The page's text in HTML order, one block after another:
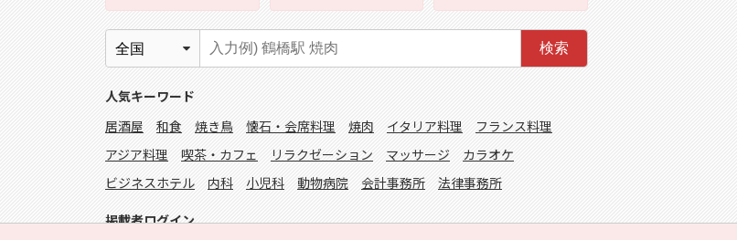
検索
人気キーワード
居酒屋
和食 焼き鳥 懐石・会席料理 焼肉 イタリア料理
フランス料理
アジア料理
喫茶・カフェ リラクゼーション マッサージ
カラオケ
ビジネスホテル
内科 小児科 動物病院 会計事務所 法律事務所
掲載者ログイン